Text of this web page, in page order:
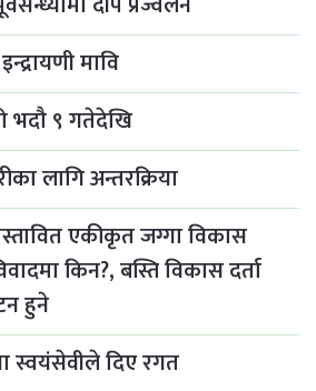
मावि
भदौ ९ गतेदेखि
लागि अन्तरक्रिया
एकीकृत जग्गा विकास
किन?, बस्ति विकास दर्ता
हुने
स्वयंसेवीले दिए रगत